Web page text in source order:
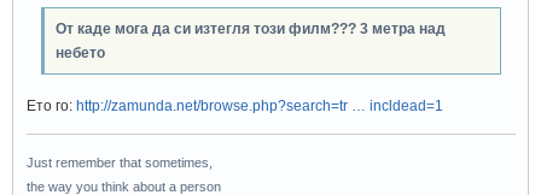
От каде мога да си изтегля този филм??? 3 метра над
небето
Ето го: http://zamunda.net/browse.php?search=tr … incldead=1
Just remember that sometimes,
the way you think about a person